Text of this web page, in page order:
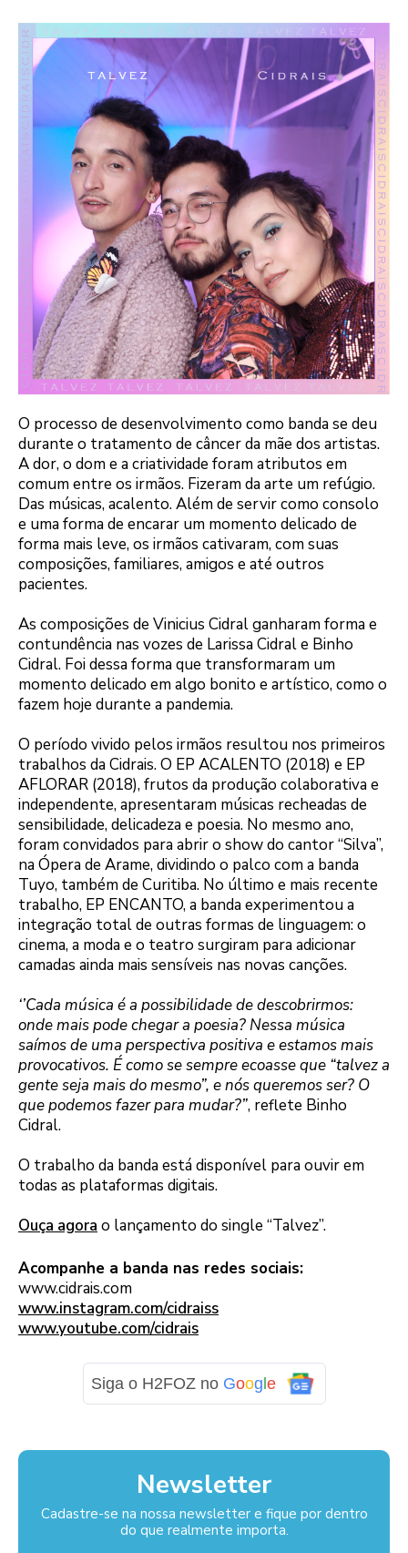
O processo de desenvolvimento como banda se deu
durante o tratamento de câncer da mãe dos artistas.
A dor, o dom e a criatividade foram atributos em
comum entre os irmãos. Fizeram da arte um refúgio.
Das músicas, acalento. Além de servir como consolo
e uma forma de encarar um momento delicado de
forma mais leve, os irmãos cativaram, com suas
composições, familiares, amigos e até outros
pacientes.
As composições de Vinicius Cidral ganharam forma e
contundência nas vozes de Larissa Cidral e Binho
Cidral. Foi dessa forma que transformaram um
momento delicado em algo bonito e artístico, como o
fazem hoje durante a pandemia.
O período vivido pelos irmãos resultou nos primeiros
trabalhos da Cidrais. O EP ACALENTO (2018) e EP
AFLORAR (2018), frutos da produção colaborativa e
independente, apresentaram músicas recheadas de
sensibilidade, delicadeza e poesia. No mesmo ano,
foram convidados para abrir o show do cantor “Silva”,
na Ópera de Arame, dividindo o palco com a banda
Tuyo, também de Curitiba. No último e mais recente
trabalho, EP ENCANTO, a banda experimentou a
integração total de outras formas de linguagem: o
cinema, a moda e o teatro surgiram para adicionar
camadas ainda mais sensíveis nas novas canções.
‘’Cada música é a possibilidade de descobrirmos:
onde mais pode chegar a poesia? Nessa música
saímos de uma perspectiva positiva e estamos mais
provocativos. É como se sempre ecoasse que “talvez a
gente seja mais do mesmo”, e nós queremos ser? O
que podemos fazer para mudar?”, reflete Binho
Cidral.
O trabalho da banda está disponível para ouvir em
todas as plataformas digitais.
Ouça agora o lançamento do single “Talvez”.
Acompanhe a banda nas redes sociais:
www.cidrais.com
www.instagram.com/cidraiss
www.youtube.com/cidrais
Siga o H2FOZ no Google
Newsletter
Cadastre-se na nossa newsletter e fique por dentro
do que realmente importa.